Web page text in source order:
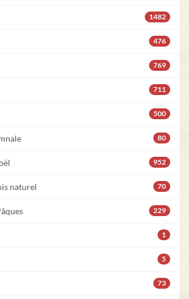
1482
476
769
711
500
80
952
naturel 70
229
1
5
73